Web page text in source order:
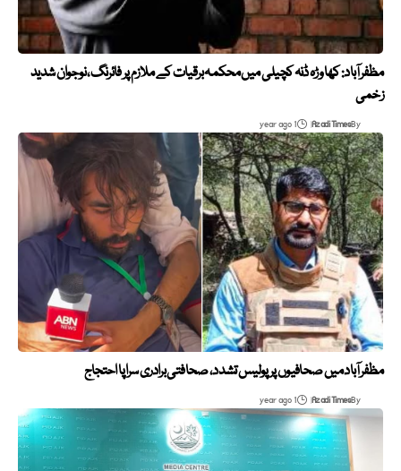
مظفرآباد: کھا وڑہ ڈنہ کچیلی میں محکمہ برقیات کے ملازم پر فائرنگ، نوجوان شدید
زخمی
By
Azadi Times
1 year ago
مظفرآباد میں صحافیوں پر پولیس تشدد، صحافتی برادری سراپا احتجاج
By
Azadi Times
1 year ago